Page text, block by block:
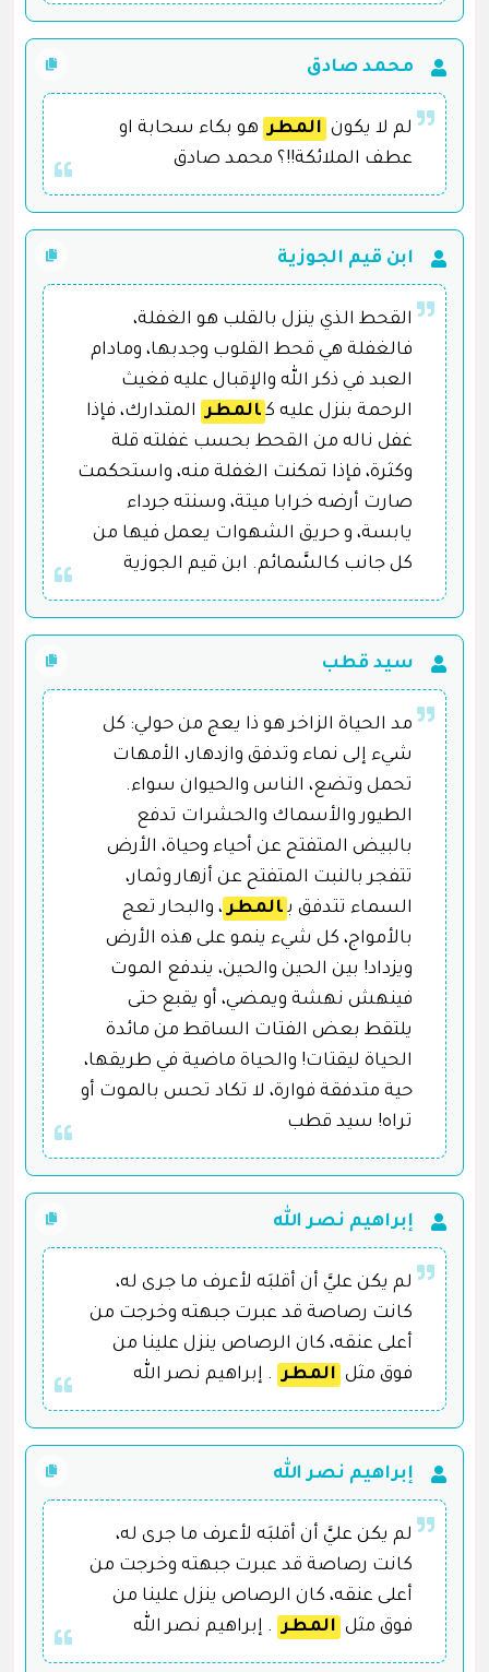
محمد صادق
لم لا يكون المطر هو بكاء سحابة او
عطف الملائكة!!؟ محمد صادق
ابن قيم الجوزية
القحط الذي ينزل بالقلب هو الغفلة،
فالغفلة هي قحط القلوب وجدبها، ومادام
العبد في ذكر الله والإقبال عليه فغيث
الرحمة بنزل عليه ك المطر المتدارك، فإذا
غفل ناله من القحط بحسب غفلته قلة
وكثرة، فإذا تمكنت الغفلة منه، واستحكمت
صارت أرضه خرابا ميتة، وسنته جرداء
يابسة، و حريق الشهوات يعمل فيها من
كل جانب كالسَّمائم. ابن قيم الجوزية
سيد قطب
مد الحياة الزاخر هو ذا يعج من حولي: كل
شيء إلى نماء وتدفق وازدهار، الأمهات
تحمل وتضع، الناس والحيوان سواء.
الطيور والأسماك والحشرات تدفع
بالبيض المتفتح عن أحياء وحياة، الأرض
تتفجر بالنبت المتفتح عن أزهار وثمار،
السماء تتدفق ب المطر ، والبحار تعج
بالأمواج، كل شيء ينمو على هذه الأرض
ويزداد! بين الحين والحين، يندفع الموت
فينهش نهشة ويمضي، أو يقبع حتى
يلتقط بعض الفتات الساقط من مائدة
الحياة ليقتات! والحياة ماضية في طريقها،
حية متدفقة فوارة، لا تكاد تحس بالموت أو
تراه! سيد قطب
إبراهيم نصر الله
لم يكن عليَّ أن أقلبَه لأعرف ما جرى له،
كانت رصاصة قد عبرت جبهته وخرجت من
أعلى عنقه، كان الرصاص ينزل علينا من
فوق مثل المطر . إبراهيم نصر الله
إبراهيم نصر الله
لم يكن عليَّ أن أقلبَه لأعرف ما جرى له،
كانت رصاصة قد عبرت جبهته وخرجت من
أعلى عنقه، كان الرصاص ينزل علينا من
فوق مثل المطر . إبراهيم نصر الله